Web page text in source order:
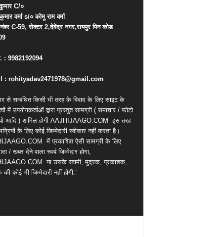
C/०
वर्माs/० कोमू राम वर्मा
नंबरC-59,सेक्टर2,देवेंद्र नगर,रायपुर पिन कोड
. : 9982192094
: rohityadav2471978@gmail.com
से सम्बंधित किसी भी तरह के विवाद के लिए साइट के
में उपयोगकर्ताओं द्वारा प्रस्तुत सामग्री ( समाचार / फोटो
आदि ) शामिल होगी AAJHIJAAGO.COM इस तरह
के लिए कोई जिम्मेदारी स्वीकार नहीं करता है।
में प्रकाशित ऐसी सामग्री के लिए
/ खबर देने वाला स्वयं जिम्मेदार होगा,
या उसके स्वामी, मुद्रक, प्रकाशक,
कोई भी जिम्मेदारी नहीं होगी.”